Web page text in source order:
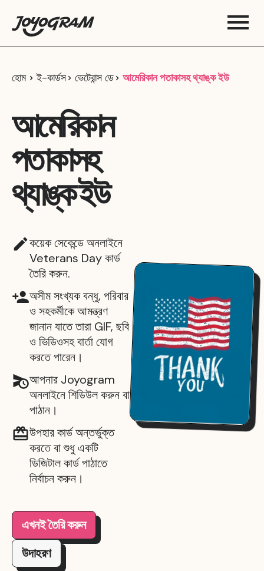
হোম ই-কার্ডস ভেটেরান্স ডে আমেরিকান পতাকাসহ থ্যাঙ্ক ইউ
আমেরিকান
পতাকাসহ
থ্যাঙ্ক ইউ
কয়েক সেকেন্ডে অনলাইনে
Veterans Day কার্ড
তৈরি করুন.
অসীম সংখ্যক বন্ধু, পরিবার
ও সহকর্মীকে আমন্ত্রণ
জানান যাতে তারা GIF, ছবি
ও ভিডিওসহ বার্তা যোগ
করতে পারেন।
আপনার Joyogram
অনলাইনে শিডিউল করুন বা
পাঠান।
উপহার কার্ড অন্তর্ভুক্ত
করতে বা শুধু একটি
ডিজিটাল কার্ড পাঠাতে
নির্বাচন করুন।
এখনই তৈরি করুন
উদাহরণ